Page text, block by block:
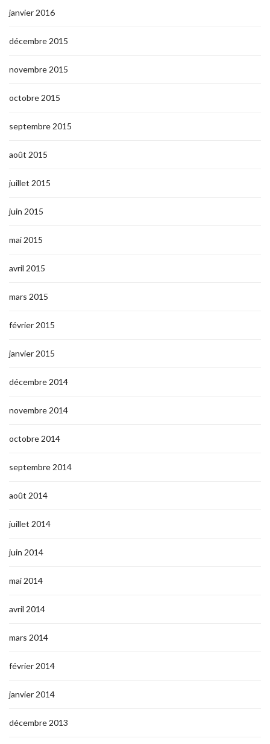
janvier 2016
décembre 2015
novembre 2015
octobre 2015
septembre 2015
août 2015
juillet 2015
juin 2015
mai 2015
avril 2015
mars 2015
février 2015
janvier 2015
décembre 2014
novembre 2014
octobre 2014
septembre 2014
août 2014
juillet 2014
juin 2014
mai 2014
avril 2014
mars 2014
février 2014
janvier 2014
décembre 2013